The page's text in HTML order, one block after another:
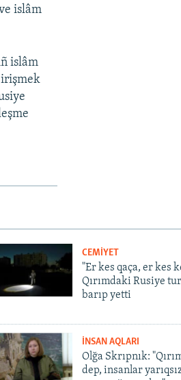
islâm
islâm
irişmek
CEMİYET
"Er kes qaça, er kes
Qırımdaki Rusiye
barıp yetti
İNSAN AQLARI
Olğa Skrıpnık:
dep, insanlar